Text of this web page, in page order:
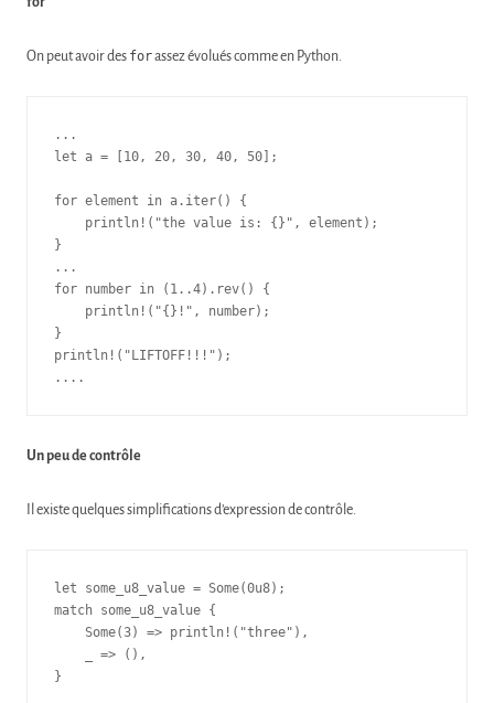
On peut avoir des forassez évolués comme en Python.
...
let a = [10, 20, 30, 40, 50];
for element in a.iter() {
}
...
for number in (1..4).rev() {
}
println!("LIFTOFF!!!");
....
Un peu de contrôle
Il existe quelques simplifications d’expression de contrôle.
let some_u8_value = Some(0u8);
match some_u8_value {
}